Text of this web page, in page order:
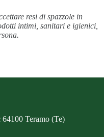
resi di spazzole in
intimi, sanitari e igienici,
Teramo (Te)